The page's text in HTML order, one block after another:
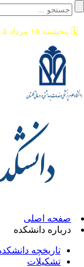
🗓️پنجشنبه ۱۵ مرداد ۱۴۰۵
صفحه اصلی
درباره دانشکده
تاریخچه دانشکده
تشکیلات